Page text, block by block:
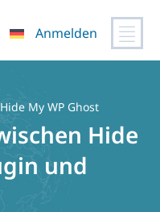
Anmelden
My WP Ghost
Hide
und